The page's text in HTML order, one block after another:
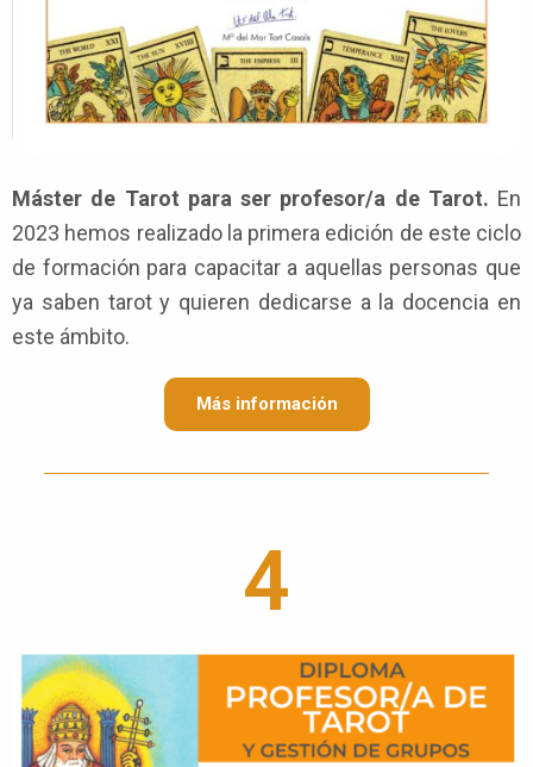
Máster de Tarot para ser profesor/a de Tarot. En
2023 hemos realizado la primera edición de este ciclo
de formación para capacitar a aquellas personas que
ya saben tarot y quieren dedicarse a la docencia en
este ámbito.
Más información
4